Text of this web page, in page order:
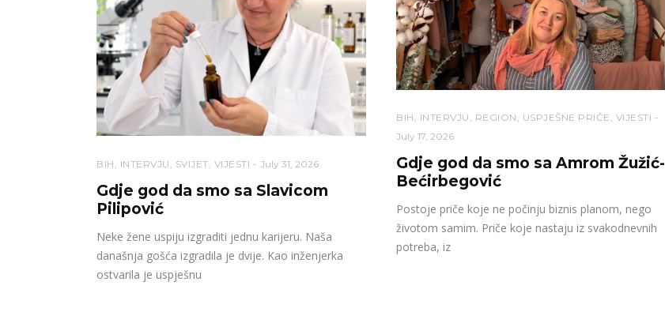
BIH , INTERVJU , SVIJET, VIJESTI July 31, 2026
Gdje god da smo sa Slavicom
Pilipović
Neke žene uspiju izgraditi jednu karijeru. Naša
današnja gošća izgradila je dvije. Kao inženjerka
ostvarila je uspješnu
BIH , INTERVJU , REGION , USPJEŠNE PRIČE , VIJESTI
July 17, 2026
Gdje god da smo sa Amrom Žužić-
Bećirbegović
Postoje priče koje ne počinju biznis planom, nego
životom samim. Priče koje nastaju iz svakodnevnih
potreba, iz